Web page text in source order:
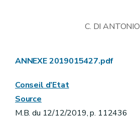
C. DI ANTONIO
ANNEXE 2019015427.pdf
Conseil d’Etat
Source
M.B. du 12/12/2019, p. 112436